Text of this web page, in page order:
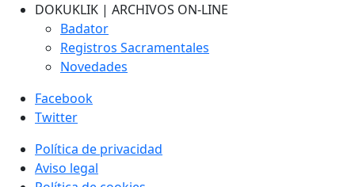
DOKUKLIK | ARCHIVOS ON-LINE
Badator
Registros Sacramentales
Novedades
Facebook
Twitter
Política de privacidad
Aviso legal